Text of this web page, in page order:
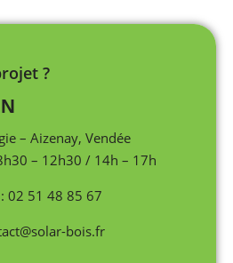
?
– Aizenay, Vendée
– 12h30 / 14h – 17h
02 51 48 85 67
bois.fr